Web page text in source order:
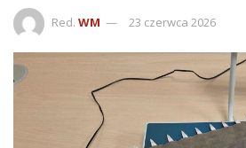
Red. WM 23 czerwca 2026